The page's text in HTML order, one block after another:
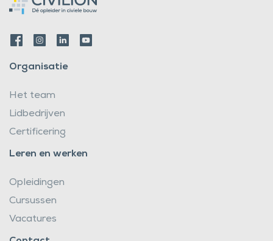
Organisatie
Het team
Lidbedrijven
Certificering
Leren en werken
Opleidingen
Cursussen
Vacatures